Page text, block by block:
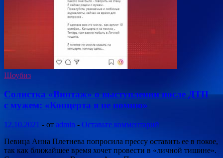
Шоубиз
Солистка «Винтаж» о выступлении после ДТП
с мужем: «Концерта я не помню»
12.10.2021 - от admin - Оставьте комментарий
Певица Анна Плетнева попросила прессу оставить ее в покое,
так как ближайшее время хочет провести в «личной тишине».